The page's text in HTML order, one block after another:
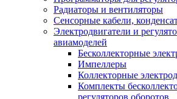
Радиаторы и вентиляторы
Сенсорные кабели,
Электродвигатели и
авиамоделей
Бесколлекторные
Импеллеры
Коллекторные
Комплекты
регуляторов оборотов